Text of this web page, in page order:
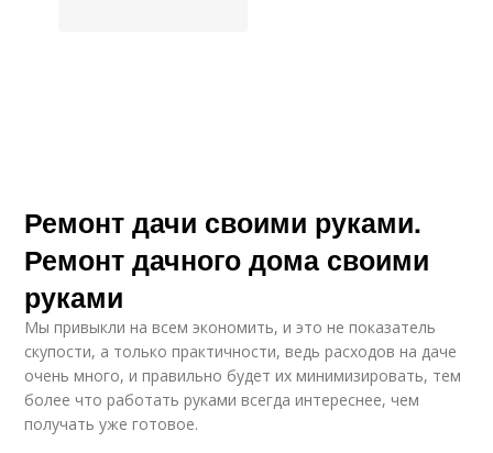
Ремонт дачи своими руками.
Ремонт дачного дома своими
руками
Мы привыкли на всем экономить, и это не показатель
скупости, а только практичности, ведь расходов на даче
очень много, и правильно будет их минимизировать, тем
более что работать руками всегда интереснее, чем
получать уже готовое.